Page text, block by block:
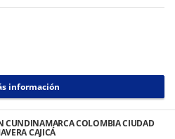
información
CUNDINAMARCA COLOMBIA CIUDAD
CAJICÁ